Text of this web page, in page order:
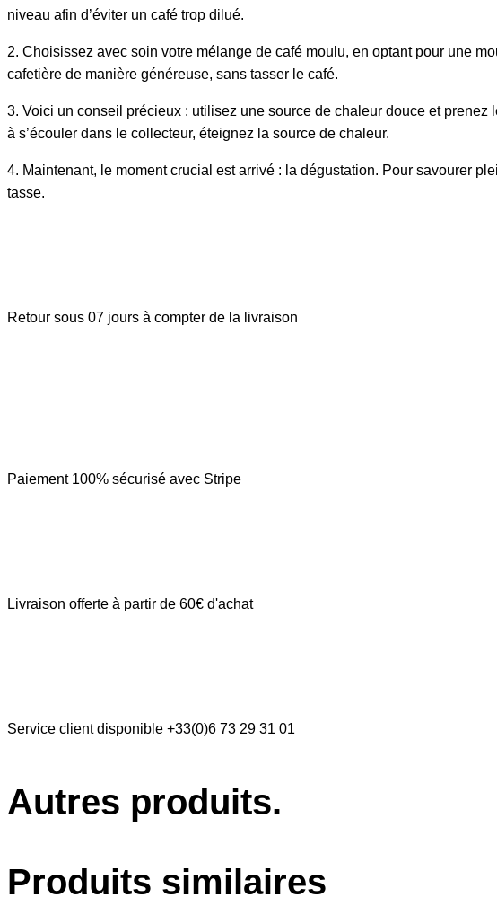
niveau afin d’éviter un café trop dilué.
2. Choisissez avec soin votre mélange de café moulu, en optant pour une
cafetière de manière généreuse, sans tasser le café.
3. Voici un conseil précieux : utilisez une source de chaleur douce et
à s’écouler dans le collecteur, éteignez la source de chaleur.
4. Maintenant, le moment crucial est arrivé : la dégustation. Pour savourer
tasse.
Retour sous 07 jours à compter de la livraison
Paiement 100% sécurisé avec Stripe
Livraison offerte à partir de 60€ d'achat
Service client disponible +33(0)6 73 29 31 01
Autres produits.
Produits similaires